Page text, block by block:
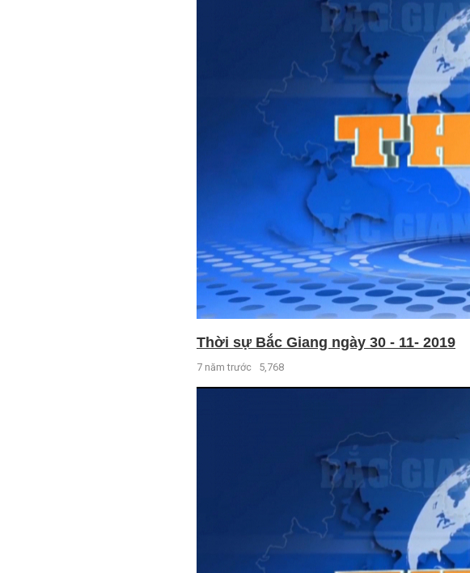
Thời sự Bắc Giang ngày 30 - 11- 2019
7 năm trước 5,768